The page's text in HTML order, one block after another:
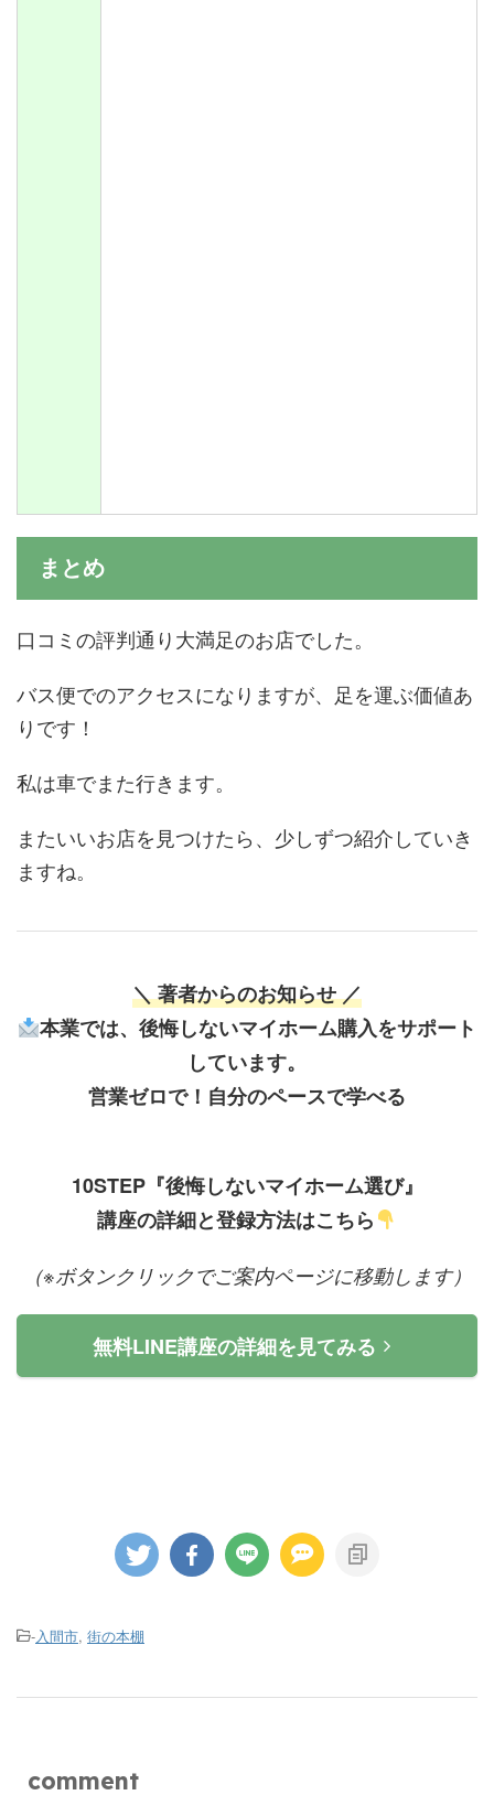
まとめ
口コミの評判通り大満足のお店でした。
バス便でのアクセスになりますが、足を運ぶ価値あ
りです！
私は車でまた行きます。
またいいお店を見つけたら、少しずつ紹介していき
ますね。
＼ 著者からのお知らせ ／
本業では、後悔しないマイホーム購入をサポート
しています。
営業ゼロで！自分のペースで学べる
10STEP『後悔しないマイホーム選び』
講座の詳細と登録方法はこちら
（※ボタンクリックでご案内ページに移動します）
無料LINE講座の詳細を見てみる
-入間市, 街の本棚
comment